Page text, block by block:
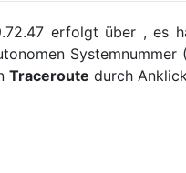
erfolgt über , es
Traceroute durch